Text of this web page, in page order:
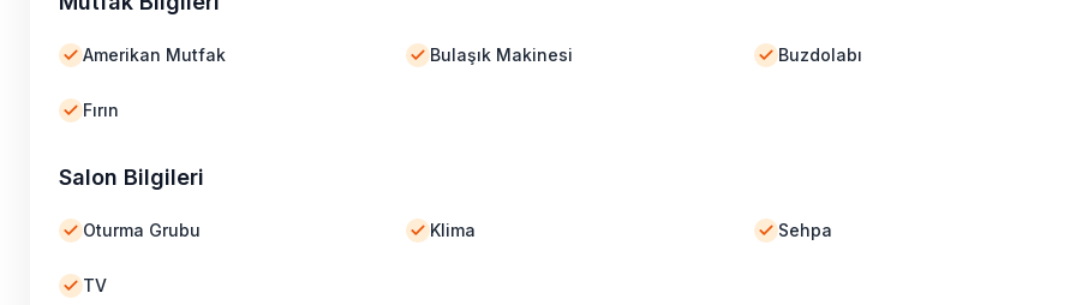
Amerikan Mutfak Bulaşık Makinesi Buzdolabı
Fırın
Salon Bilgileri
Oturma Grubu Klima Sehpa
TV